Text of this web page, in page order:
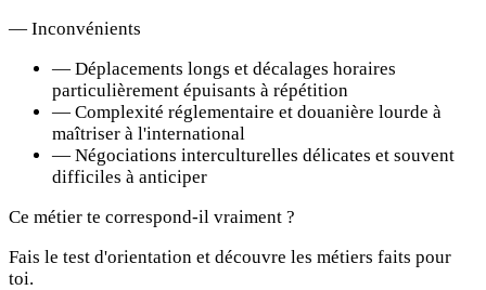
— Inconvénients
— Déplacements longs et décalages horaires
particulièrement épuisants à répétition
— Complexité réglementaire et douanière lourde à
maîtriser à l'international
— Négociations interculturelles délicates et souvent
difficiles à anticiper
Ce métier te correspond-il vraiment ?
Fais le test d'orientation et découvre les métiers faits pour
toi.